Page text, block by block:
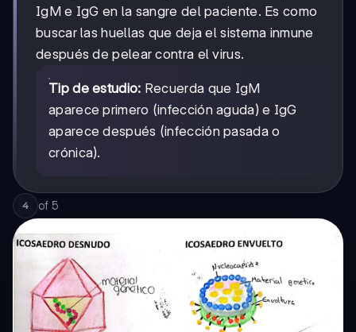
IgM e IgG en la sangre del paciente. Es como
buscar las huellas que deja el sistema inmune
después de pelear contra el virus.
Tip de estudio: Recuerda que IgM
aparece primero (infección aguda) e IgG
aparece después (infección pasada o
crónica).
4 of 5